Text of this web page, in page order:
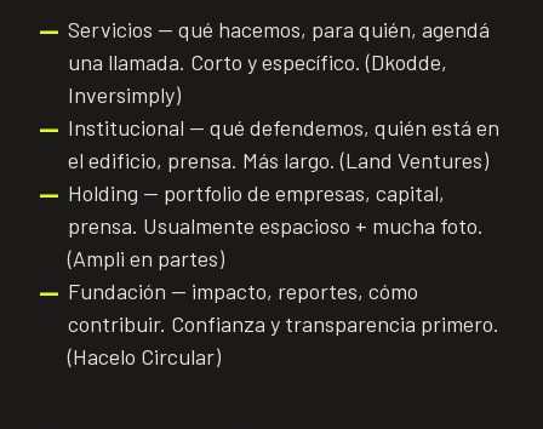
— Servicios — qué hacemos, para quién, agendá
una llamada. Corto y específico. (Dkodde,
Inversimply)
— Institucional — qué defendemos, quién está en
el edificio, prensa. Más largo. (Land Ventures)
— Holding — portfolio de empresas, capital,
prensa. Usualmente espacioso + mucha foto.
(Ampli en partes)
— Fundación — impacto, reportes, cómo
contribuir. Confianza y transparencia primero.
(Hacelo Circular)